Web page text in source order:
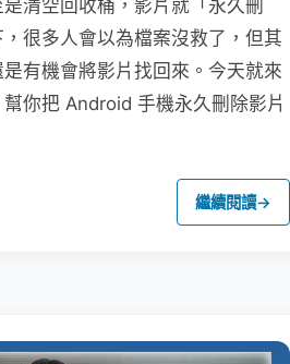
清空回收桶，影片就「永久刪
很多人會以為檔案沒救了，但其
有機會將影片找回來。今天就來
你把 Android 手機永久刪除影片
繼續閱讀→